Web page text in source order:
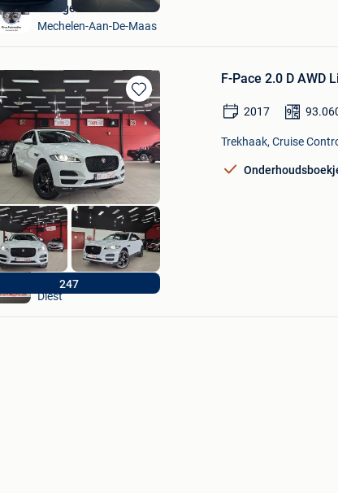
Garage van Hozeham
Mechelen-Aan-De-Maas
Bewaren
in
Favorieten
247
F-Pace 2.0 D AWD
2017
Trekhaak, Cruise
IFCARS
Diest